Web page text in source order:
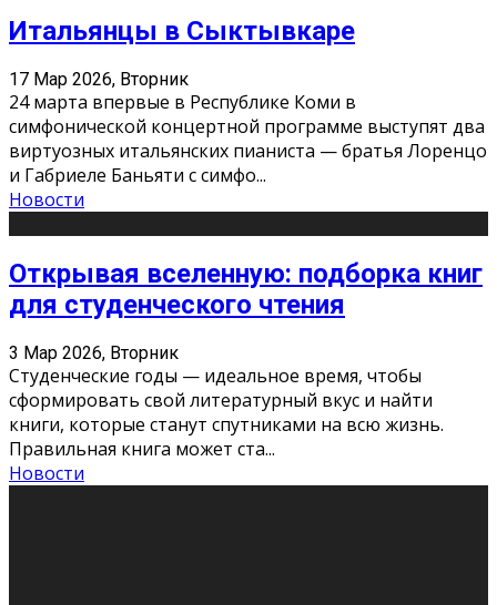
Итальянцы в Сыктывкаре
17 Мар 2026, Вторник
24 марта впервые в Республике Коми в
симфонической концертной программе выступят два
виртуозных итальянских пианиста — братья Лоренцо
и Габриеле Баньяти с симфо...
Новости
Открывая вселенную: подборка книг
для студенческого чтения
3 Мар 2026, Вторник
Студенческие годы — идеальное время, чтобы
сформировать свой литературный вкус и найти
книги, которые станут спутниками на всю жизнь.
Правильная книга может ста...
Новости